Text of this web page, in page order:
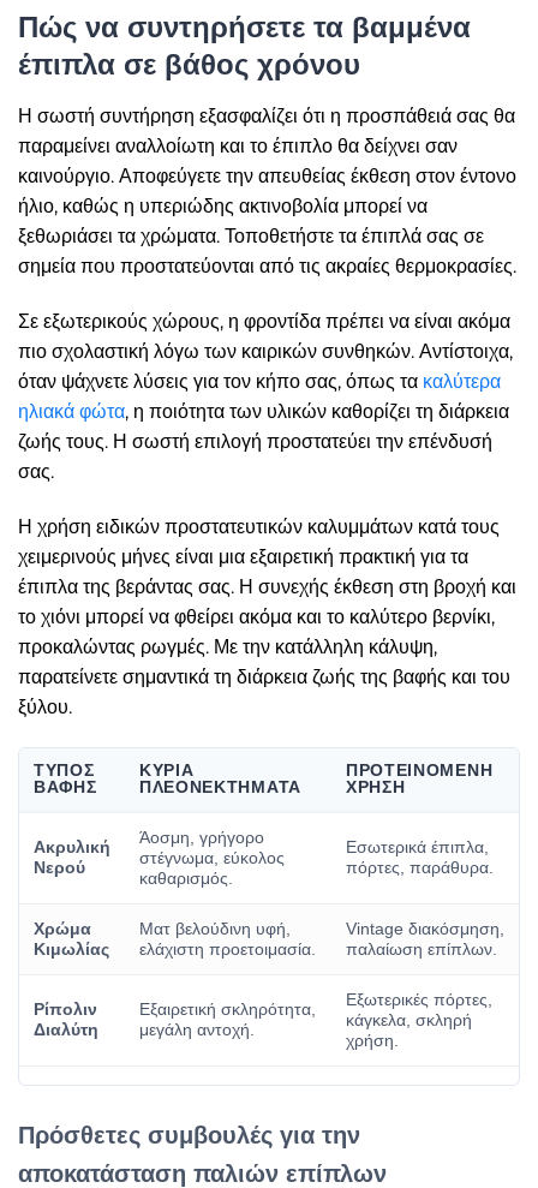
Πώς να συντηρήσετε τα βαμμένα
έπιπλα σε βάθος χρόνου
Η σωστή συντήρηση εξασφαλίζει ότι η προσπάθειά σας θα
παραμείνει αναλλοίωτη και το έπιπλο θα δείχνει σαν
καινούργιο. Αποφεύγετε την απευθείας έκθεση στον έντονο
ήλιο, καθώς η υπεριώδης ακτινοβολία μπορεί να
ξεθωριάσει τα χρώματα. Τοποθετήστε τα έπιπλά σας σε
σημεία που προστατεύονται από τις ακραίες θερμοκρασίες.
Σε εξωτερικούς χώρους, η φροντίδα πρέπει να είναι ακόμα
πιο σχολαστική λόγω των καιρικών συνθηκών. Αντίστοιχα,
όταν ψάχνετε λύσεις για τον κήπο σας, όπως τα καλύτερα
ηλιακά φώτα, η ποιότητα των υλικών καθορίζει τη διάρκεια
ζωής τους. Η σωστή επιλογή προστατεύει την επένδυσή
σας.
Η χρήση ειδικών προστατευτικών καλυμμάτων κατά τους
χειμερινούς μήνες είναι μια εξαιρετική πρακτική για τα
έπιπλα της βεράντας σας. Η συνεχής έκθεση στη βροχή και
το χιόνι μπορεί να φθείρει ακόμα και το καλύτερο βερνίκι,
προκαλώντας ρωγμές. Με την κατάλληλη κάλυψη,
παρατείνετε σημαντικά τη διάρκεια ζωής της βαφής και του
ξύλου.
ΤΎΠΟΣ
ΒΑΦΉΣ
ΚΎΡΙΑ
ΠΛΕΟΝΕΚΤΉΜΑΤΑ
ΠΡΟΤΕΙΝΌΜΕΝΗ
ΧΡΉΣΗ
Ακρυλική
Νερού
Άοσμη, γρήγορο
στέγνωμα, εύκολος
καθαρισμός.
Εσωτερικά έπιπλα,
πόρτες, παράθυρα.
Χρώμα
Κιμωλίας
Ματ βελούδινη υφή,
ελάχιστη προετοιμασία.
Vintage διακόσμηση,
παλαίωση επίπλων.
Ρίπολιν
Διαλύτη
Εξαιρετική σκληρότητα,
μεγάλη αντοχή.
Εξωτερικές πόρτες,
κάγκελα, σκληρή
χρήση.
Πρόσθετες συμβουλές για την
αποκατάσταση παλιών επίπλων